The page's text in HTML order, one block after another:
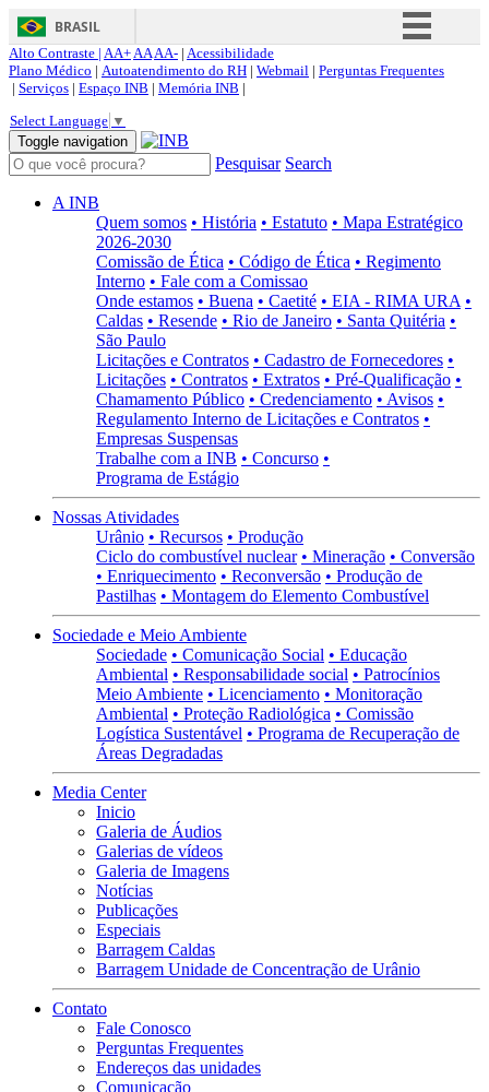
BRASIL
Simplifique!
Acesso à informação
Canais
Alto Contraste | AA+AAAA- | Acessibilidade
Plano Médico | Autoatendimento do RH | Webmail | Perguntas Frequentes
| Serviços | Espaço INB | Memória INB |
Select Language ▼
Toggle navigation
Pesquisar Search
A INB
Quem somos • História • Estatuto • Mapa Estratégico
2026-2030
Comissão de Ética • Código de Ética • Regimento
Interno • Fale com a Comissao
Onde estamos • Buena • Caetité • EIA - RIMA URA •
Caldas • Resende • Rio de Janeiro • Santa Quitéria •
São Paulo
Licitações e Contratos • Cadastro de Fornecedores •
Licitações • Contratos • Extratos • Pré-Qualificação •
Chamamento Público • Credenciamento • Avisos •
Regulamento Interno de Licitações e Contratos •
Empresas Suspensas
Trabalhe com a INB • Concurso •
Programa de Estágio
Nossas Atividades
Urânio • Recursos • Produção
Ciclo do combustível nuclear • Mineração • Conversão
• Enriquecimento • Reconversão • Produção de
Pastilhas • Montagem do Elemento Combustível
Sociedade e Meio Ambiente
Sociedade • Comunicação Social • Educação
Ambiental • Responsabilidade social • Patrocínios
Meio Ambiente • Licenciamento • Monitoração
Ambiental • Proteção Radiológica • Comissão
Logística Sustentável • Programa de Recuperação de
Áreas Degradadas
Media Center
Inicio
Galeria de Áudios
Galerias de vídeos
Galeria de Imagens
Notícias
Publicações
Especiais
Barragem Caldas
Barragem Unidade de Concentração de Urânio
Contato
Fale Conosco
Perguntas Frequentes
Endereços das unidades
Comunicação